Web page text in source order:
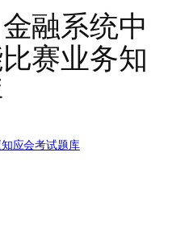
融系统中
赛业务知
应会考试题库